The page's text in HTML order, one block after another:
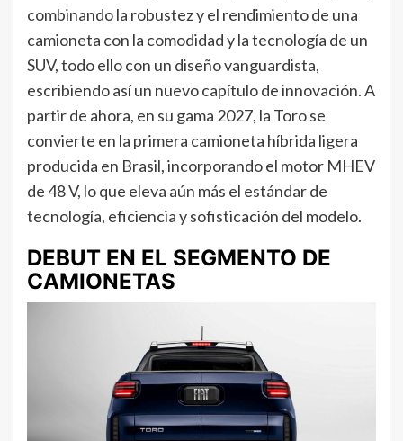
combinando la robustez y el rendimiento de una
camioneta con la comodidad y la tecnología de un
SUV, todo ello con un diseño vanguardista,
escribiendo así un nuevo capítulo de innovación. A
partir de ahora, en su gama 2027, la Toro se
convierte en la primera camioneta híbrida ligera
producida en Brasil, incorporando el motor MHEV
de 48 V, lo que eleva aún más el estándar de
tecnología, eficiencia y sofisticación del modelo.
DEBUT EN EL SEGMENTO DE
CAMIONETAS